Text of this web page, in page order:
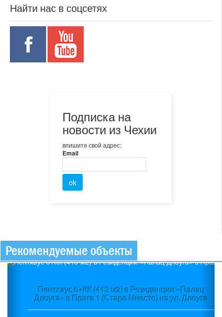
Найти нас в соцсетях
Подписка на
новости из Чехии
впишите свой адрес:
Email
Рекомендуемые объекты
Пентхаус 6+КК (413 м2) в Резиденции «Палац
Длоуга» в Праге 1 (Старе Мнесто) на ул. Длоуга
Previous